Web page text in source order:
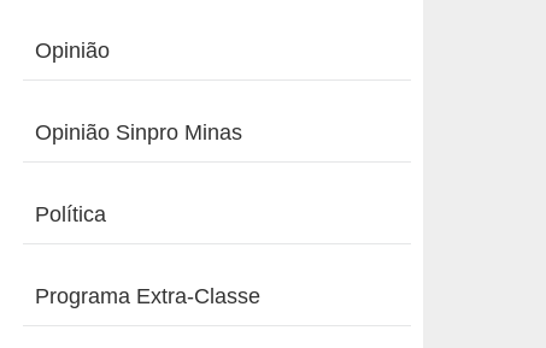
Opinião
Opinião Sinpro Minas
Política
Programa Extra-Classe